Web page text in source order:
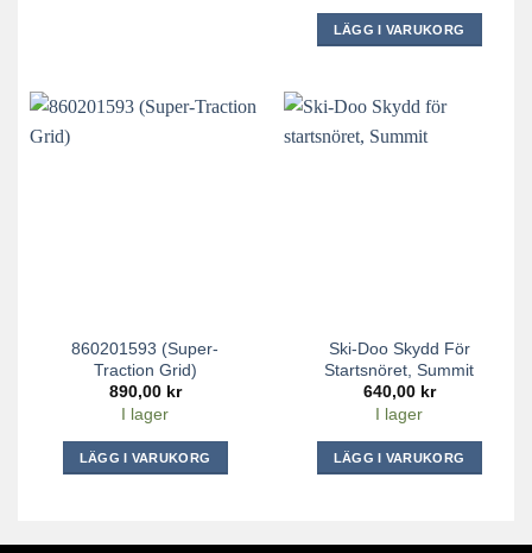
LÄGG I VARUKORG
860201593 (Super-
Traction Grid)
890,00 kr
I lager
LÄGG I VARUKORG
Ski-Doo Skydd För
Startsnöret, Summit
640,00 kr
I lager
LÄGG I VARUKORG